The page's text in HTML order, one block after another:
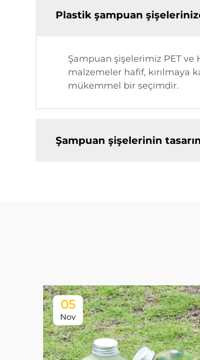
Plastik şampuan
Şampuan şişelerimiz PET
malzemeler hafif, kırılmaya
mükemmel bir seçimdir.
Şampuan şişelerinin
05
Nov